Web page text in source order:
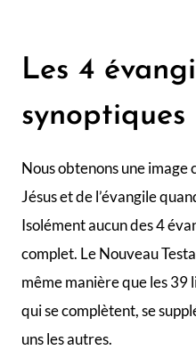
Les 4
synoptiques
Nous obtenons une
Jésus et de l’évangile
Isolément aucun des 4
complet. Le Nouveau
même manière que les 39
qui se complètent, se
uns les autres.